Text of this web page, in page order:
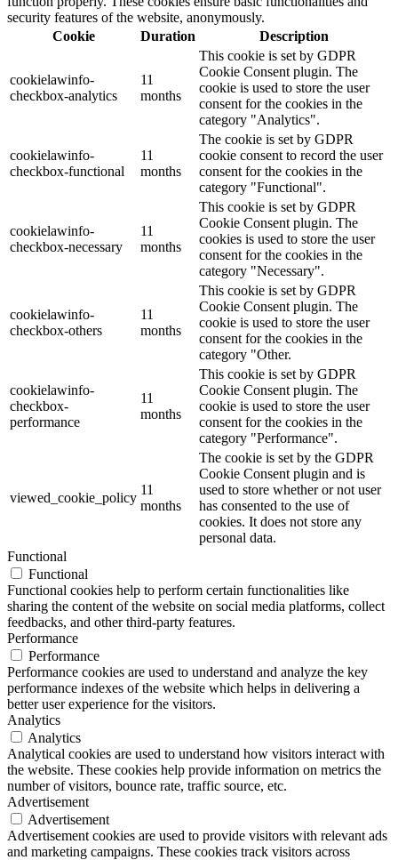
security features of the website, anonymously.
Cookie
Duration Description
cookielawinfo-
checkbox-analytics
11
months
This cookie is set by GDPR
Cookie Consent plugin. The
cookie is used to store the user
consent for the cookies in the
category "Analytics".
cookielawinfo-
checkbox-functional
11
months
The cookie is set by GDPR
cookie consent to record the user
consent for the cookies in the
category "Functional".
cookielawinfo-
checkbox-necessary
11
months
This cookie is set by GDPR
Cookie Consent plugin. The
cookies is used to store the user
consent for the cookies in the
category "Necessary".
cookielawinfo-
checkbox-others
11
months
This cookie is set by GDPR
Cookie Consent plugin. The
cookie is used to store the user
consent for the cookies in the
category "Other.
cookielawinfo-
checkbox-
performance
11
months
This cookie is set by GDPR
Cookie Consent plugin. The
cookie is used to store the user
consent for the cookies in the
category "Performance".
viewed_cookie_policy
11
months
The cookie is set by the GDPR
Cookie Consent plugin and is
used to store whether or not user
has consented to the use of
cookies. It does not store any
personal data.
Functional
Functional
Functional cookies help to perform certain functionalities like
sharing the content of the website on social media platforms, collect
feedbacks, and other third-party features.
Performance
Performance
Performance cookies are used to understand and analyze the key
performance indexes of the website which helps in delivering a
better user experience for the visitors.
Analytics
Analytics
Analytical cookies are used to understand how visitors interact with
the website. These cookies help provide information on metrics the
number of visitors, bounce rate, traffic source, etc.
Advertisement
Advertisement
Advertisement cookies are used to provide visitors with relevant ads
and marketing campaigns. These cookies track visitors across